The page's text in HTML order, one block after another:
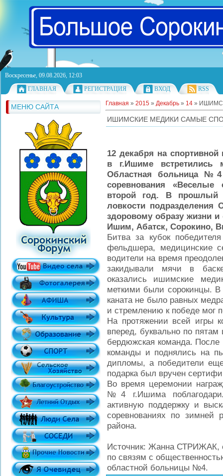
Воскресенье, 09.08.2026, 12:03
ГЛАВНАЯ
РЕГИСТРАЦИЯ ВХОД RSS
МЕНЮ САЙТА Главная » 2015 » Декабрь » 14 »
ИШИМСКИЕ МЕДИКИ САМЫЕ
12 декабря на
в г.Ишиме встретились
Областная больница №4
соревнования
второй год. В прошлый
ловкости
здоровому образу жизни
Ишим, Абатск, Сорокино,
Битва за кубок
фельдшера, медицинские
водители на время
закидывали мячи в
оказались ишимские
меткими были сорокинцы. В
каната не было равных
и стремлению к победе мог
На протяжении всей игры
вперед, буквально по
бердюжская команда. После
команды и поднялись на
дипломы, а победители
подарка был вручен
Во время церемонии
№4 г.Ишима
активную поддержку и
соревнованиях по зимней
района.
Источник: Жанна СТРИЖАК,
по связям с
областной больницы №4.